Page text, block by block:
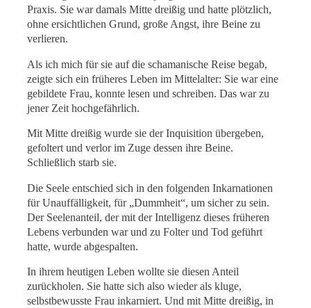
Praxis. Sie war damals Mitte dreißig und hatte plötzlich,
ohne ersichtlichen Grund, große Angst, ihre Beine zu
verlieren.
Als ich mich für sie auf die schamanische Reise begab,
zeigte sich ein früheres Leben im Mittelalter: Sie war eine
gebildete Frau, konnte lesen und schreiben. Das war zu
jener Zeit hochgefährlich.
Mit Mitte dreißig wurde sie der Inquisition übergeben,
gefoltert und verlor im Zuge dessen ihre Beine.
Schließlich starb sie.
Die Seele entschied sich in den folgenden Inkarnationen
für Unauffälligkeit, für „Dummheit“, um sicher zu sein.
Der Seelenanteil, der mit der Intelligenz dieses früheren
Lebens verbunden war und zu Folter und Tod geführt
hatte, wurde abgespalten.
In ihrem heutigen Leben wollte sie diesen Anteil
zurückholen. Sie hatte sich also wieder als kluge,
selbstbewusste Frau inkarniert. Und mit Mitte dreißig, in